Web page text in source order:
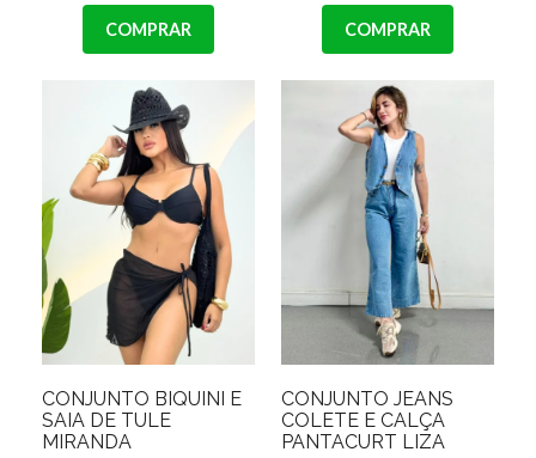
COMPRAR COMPRAR
CONJUNTO BIQUINI E
SAIA DE TULE
MIRANDA
CONJUNTO JEANS
COLETE E CALÇA
PANTACURT LIZA